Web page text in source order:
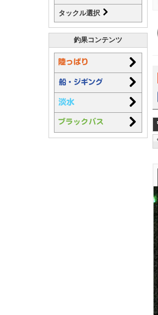
タックル選択
釣果コンテンツ